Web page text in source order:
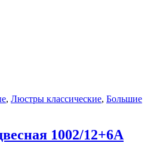
, Люстры классические, Большие
1002/12+6A